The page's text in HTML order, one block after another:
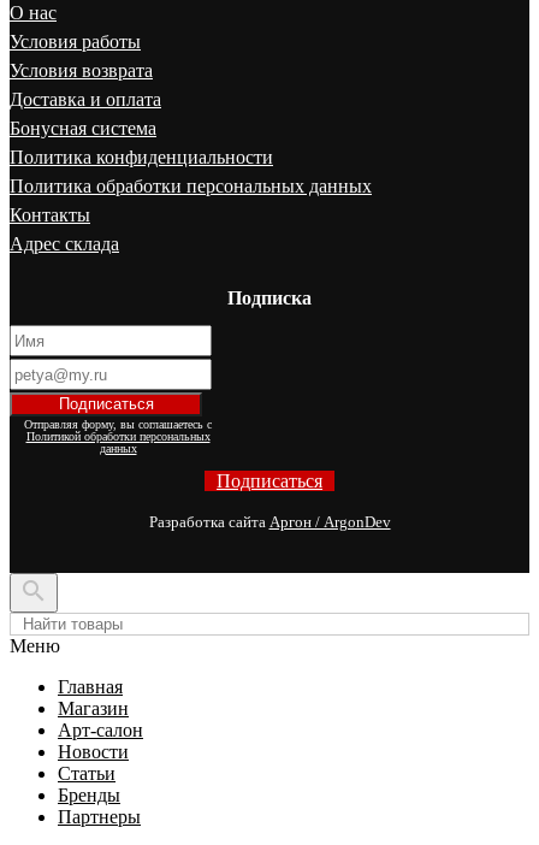
О нас
Условия работы
Условия возврата
Доставка и оплата
Бонусная система
Политика конфиденциальности
Политика обработки персональных данных
Контакты
Адрес склада
Подписка
Отправляя форму, вы соглашаетесь с
Политикой обработки персональных
данных
Подписаться
Разработка сайта Аргон / ArgonDev

Меню
Главная
Магазин
Арт-салон
Новости
Статьи
Бренды
Партнеры